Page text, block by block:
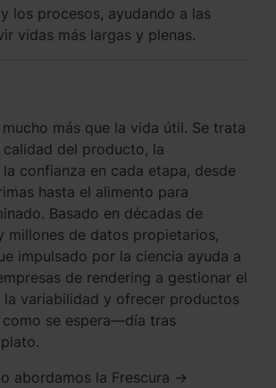
los procesos, ayudando a las
vidas más largas y plenas.
más que la vida útil. Se trata
del producto, la
confianza en cada etapa, desde
hasta el alimento para
Basado en décadas de
millones de datos propietarios,
impulsado por la ciencia ayuda a
de rendering a gestionar el
la variabilidad y ofrecer productos
como se espera—día tras
abordamos la Frescura →